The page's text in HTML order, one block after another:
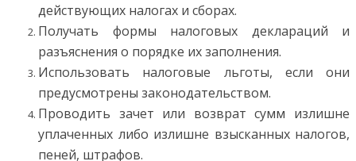
действующих налогах и сборах.
Получать формы налоговых деклараций и
разъяснения о порядке их заполнения.
Использовать налоговые льготы, если они
предусмотрены законодательством.
Проводить зачет или возврат сумм излишне
уплаченных либо излишне взысканных налогов,
пеней, штрафов.